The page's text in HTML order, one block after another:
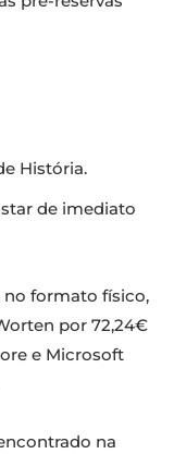
História.
de imediato
no formato físico,
por 72,24€
e Microsoft
na